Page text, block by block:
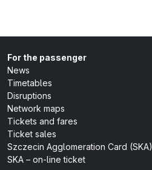
For the passenger
News
Timetables
Disruptions
Network maps
Tickets and fares
Ticket sales
Szczecin Agglomeration Card (SKA)
SKA – on-line ticket